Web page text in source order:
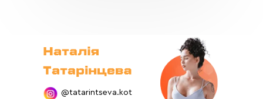
@tatarintseva.kot